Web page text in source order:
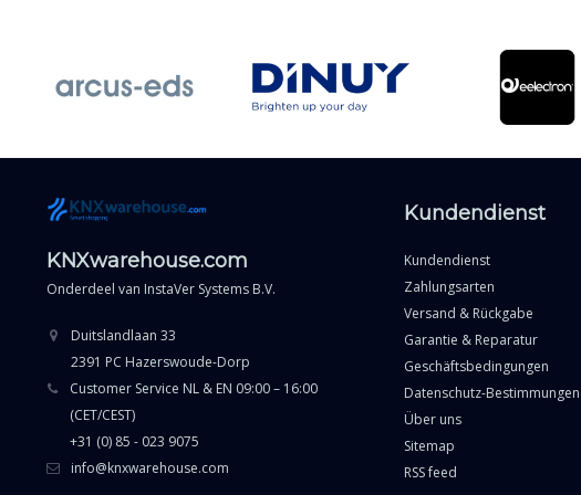
KNXwarehouse.com
Onderdeel van InstaVer Systems B.V.
Duitslandlaan 33
2391 PC Hazerswoude-Dorp
Customer Service NL & EN 09:00 – 16:00
(CET/CEST)
+31 (0) 85 - 023 9075
info@knxwarehouse.com
Kundendienst
Kundendienst
Zahlungsarten
Versand & Rückgabe
Garantie & Reparatur
Geschäftsbedingungen
Datenschutz-Bestimmungen
Über uns
Sitemap
RSS feed